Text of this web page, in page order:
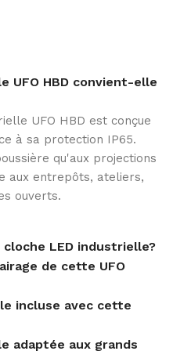
10V Non Flicker apporte
lumineuse. Cette
une qualité de
de driver de 500
197 V à 260 V renforce
Cette architecture
plus polyvalente et à un
pour l’extérieur
cette cloche LED UFO
contre les poussières
que d’une résistance IK08
aux contraintes d’un
UFO HBD convient-elle
UFO HBD est conçue
à sa protection IP65.
qu'aux projections
aux entrepôts, ateliers,
ouverts.
LED industrielle?
de cette UFO
incluse avec cette
adaptée aux grands